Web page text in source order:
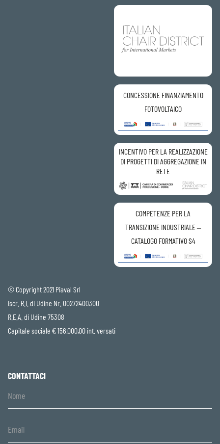
CONCESSIONE FINANZIAMENTO
FOTOVOLTAICO
INCENTIVO PER LA REALIZZAZIONE
DI PROGETTI DI AGGREGAZIONE IN
RETE
COMPETENZE PER LA
TRANSIZIONE INDUSTRIALE –
CATALOGO FORMATIVO S4
© Copyright 2021 Piaval Srl
Iscr. R.I. di Udine Nr. 00272400300
R.E.A. di Udine 75308
Capitale sociale € 156.000,00 int. versati
CONTATTACI